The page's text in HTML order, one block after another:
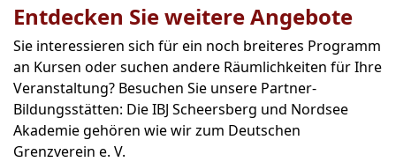
Entdecken Sie weitere Angebote
Sie interessieren sich für ein noch breiteres Programm
an Kursen oder suchen andere Räumlichkeiten für Ihre
Veranstaltung? Besuchen Sie unsere Partner-
Bildungsstätten: Die IBJ Scheersberg und Nordsee
Akademie gehören wie wir zum Deutschen
Grenzverein e. V.